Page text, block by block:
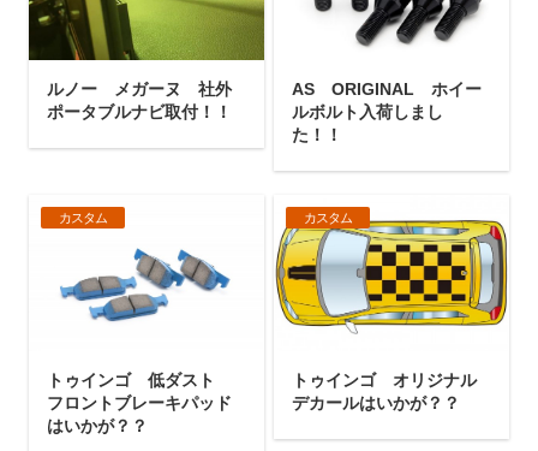
ルノー メガーヌ 社外
ポータブルナビ取付！！
AS ORIGINAL ホイー
ルボルト入荷しまし
た！！
カスタム
トゥインゴ 低ダスト
フロントブレーキパッド
はいかが？？
カスタム
トゥインゴ オリジナル
デカールはいかが？？